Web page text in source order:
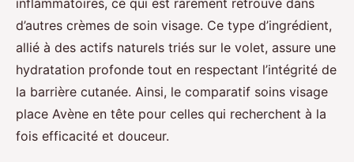
inflammatoires, ce qui est rarement retrouvé dans
d’autres crèmes de soin visage. Ce type d’ingrédient,
allié à des actifs naturels triés sur le volet, assure une
hydratation profonde tout en respectant l’intégrité de
la barrière cutanée. Ainsi, le comparatif soins visage
place Avène en tête pour celles qui recherchent à la
fois efficacité et douceur.